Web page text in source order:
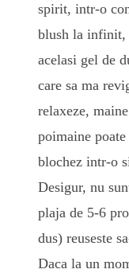
spirit, intr-o
blush la infinit,
acelasi gel de
care sa ma
relaxeze,
poimaine
blochez intr-o
Desigur, nu
plaja de 5-6
dus) reuseste
Daca la un